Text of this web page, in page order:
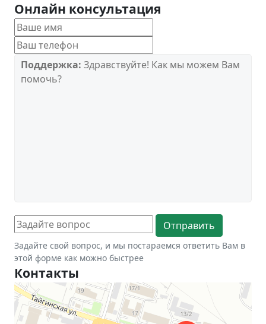
Онлайн консультация
Поддержка: Здравствуйте! Как мы можем Вам
помочь?
Задайте свой вопрос, и мы постараемся ответить Вам в
этой форме как можно быстрее
Контакты
Новосибирск
Тайгинская улица, 2 на карте Новосибирска — Яндекс Карты